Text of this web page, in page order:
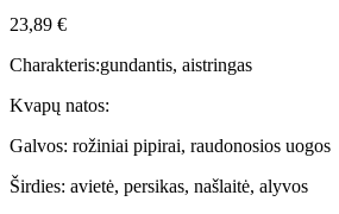
23,89 €
Charakteris:gundantis, aistringas
Kvapų natos:
Galvos: rožiniai pipirai, raudonosios uogos
Širdies: avietė, persikas, našlaitė, alyvos